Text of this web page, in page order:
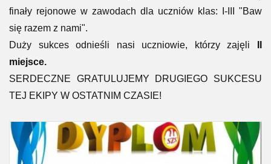
finały rejonowe w zawodach dla uczniów klas: I-III "Baw
się razem z nami".
Duży sukces odnieśli nasi uczniowie, którzy zajęli
miejsce.
SERDECZNE GRATULUJEMY DRUGIEGO SUKCESU
TEJ EKIPY W OSTATNIM CZASIE!